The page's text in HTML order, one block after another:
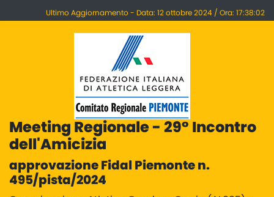
Ultimo Aggiornamento - Data: 12 ottobre 2024 / Ora: 17:38:02
Meeting Regionale - 29° Incontro
dell'Amicizia
approvazione Fidal Piemonte n.
495/pista/2024